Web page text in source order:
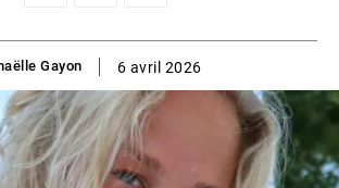
Gayon 6 avril 2026